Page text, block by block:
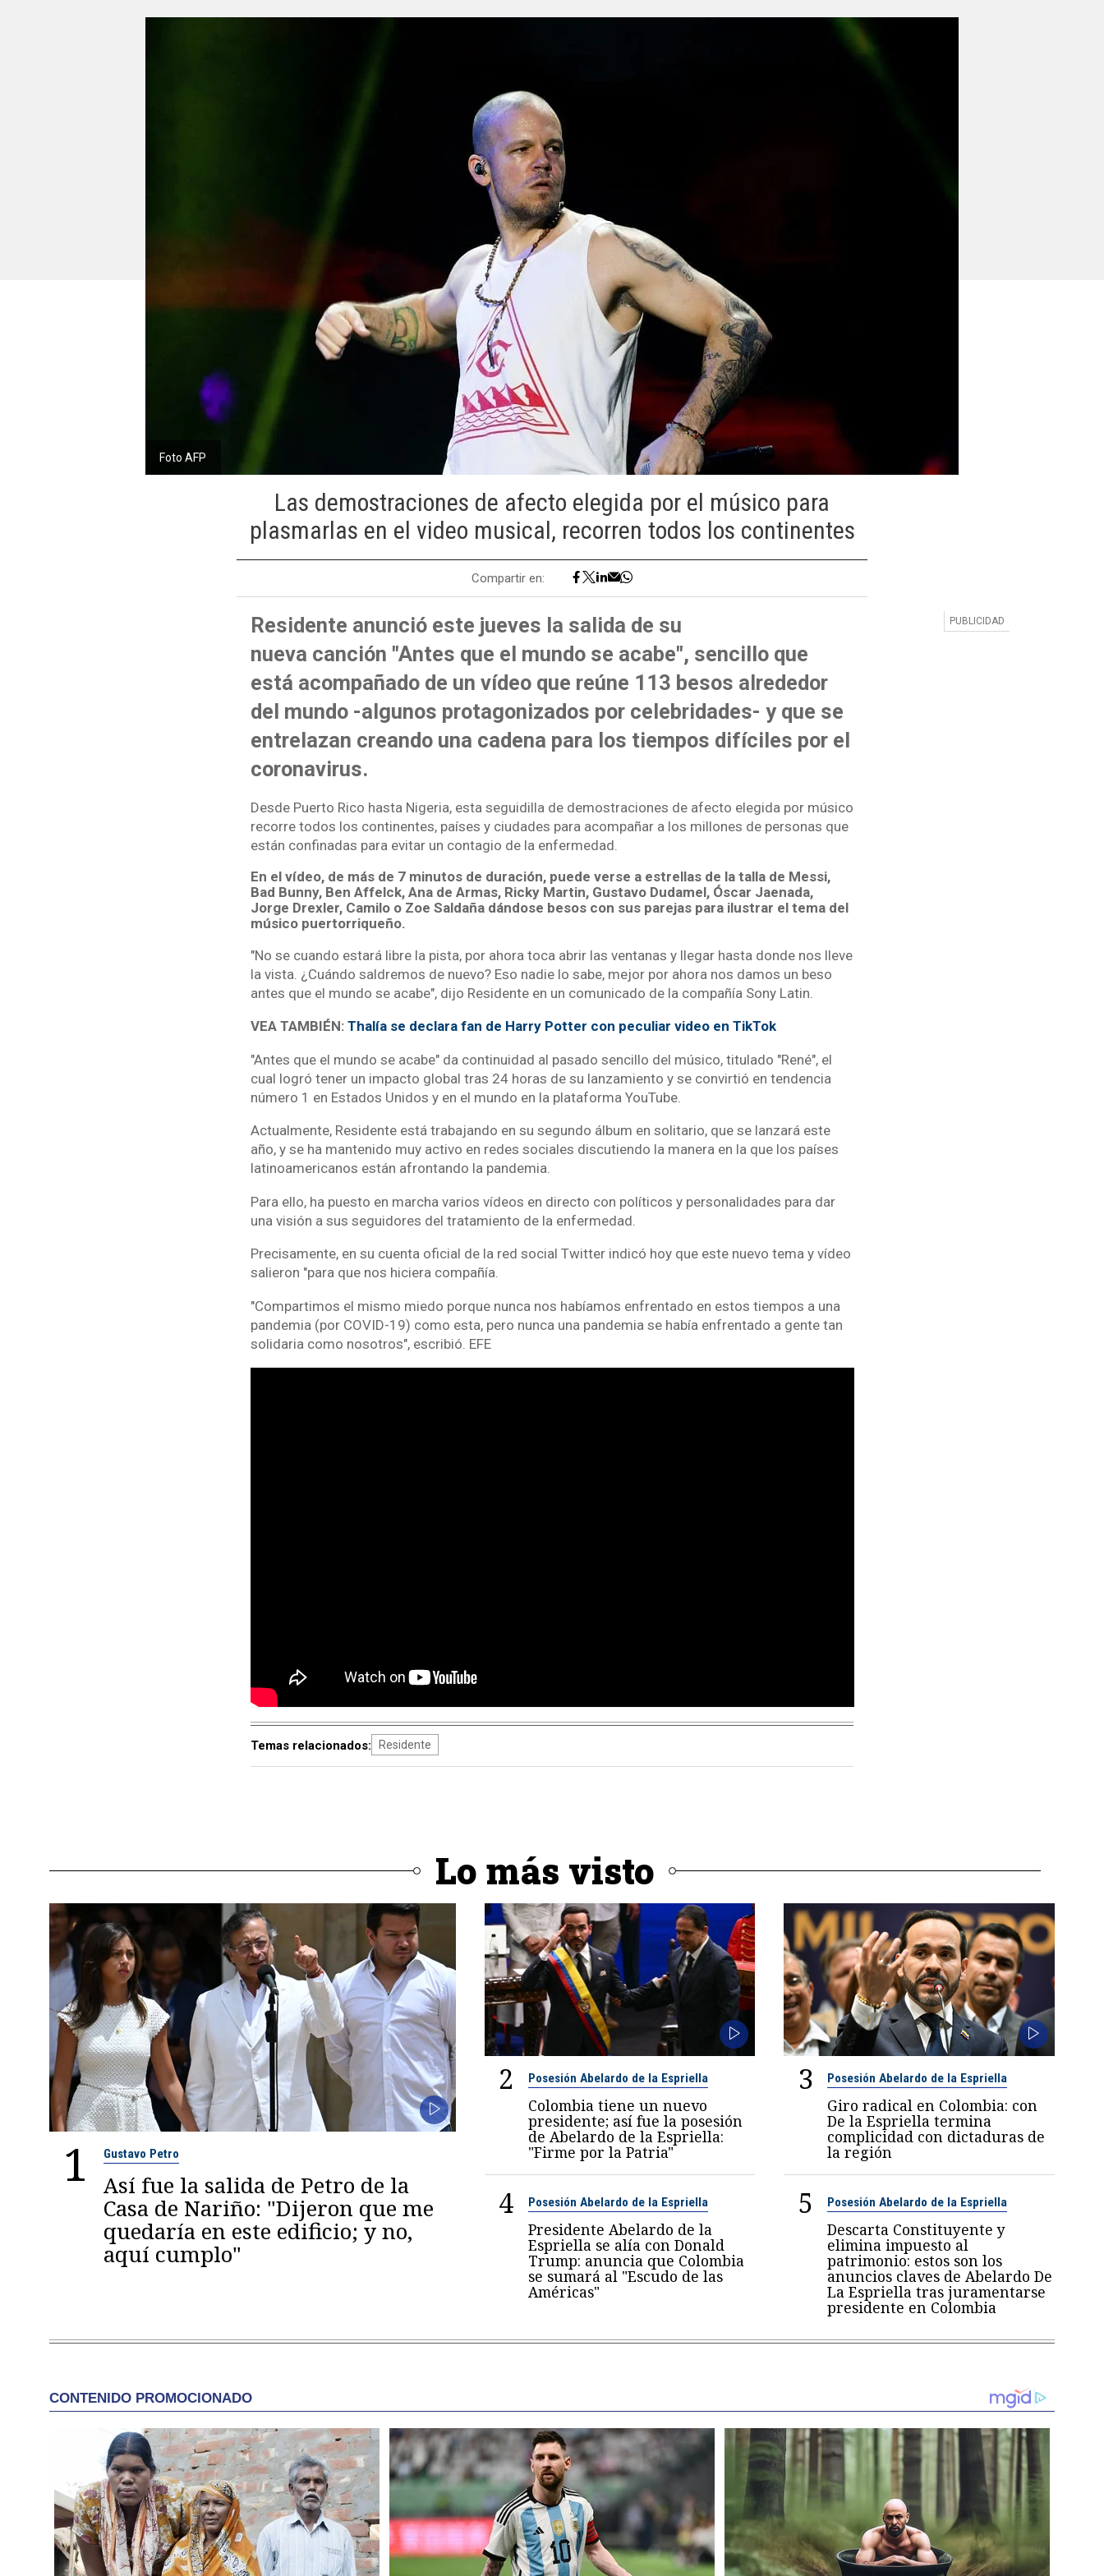
Foto AFP
Las demostraciones de afecto elegida por el músico para
plasmarlas en el video musical, recorren todos los continentes
Compartir en:
Residente anunció este jueves la salida de su
nueva canción "Antes que el mundo se acabe", sencillo que
está acompañado de un vídeo que reúne 113 besos alrededor
del mundo -algunos protagonizados por celebridades- y que se
entrelazan creando una cadena para los tiempos difíciles por el
coronavirus.
Desde Puerto Rico hasta Nigeria, esta seguidilla de demostraciones de afecto elegida por músico
recorre todos los continentes, países y ciudades para acompañar a los millones de personas que
están confinadas para evitar un contagio de la enfermedad.
En el vídeo, de más de 7 minutos de duración, puede verse a estrellas de la talla de Messi,
Bad Bunny, Ben Affelck, Ana de Armas, Ricky Martin, Gustavo Dudamel, Óscar Jaenada,
Jorge Drexler, Camilo o Zoe Saldaña dándose besos con sus parejas para ilustrar el tema del
músico puertorriqueño.
"No se cuando estará libre la pista, por ahora toca abrir las ventanas y llegar hasta donde nos lleve
la vista. ¿Cuándo saldremos de nuevo? Eso nadie lo sabe, mejor por ahora nos damos un beso
antes que el mundo se acabe", dijo Residente en un comunicado de la compañía Sony Latin.
VEA TAMBIÉN: Thalía se declara fan de Harry Potter con peculiar video en TikTok
"Antes que el mundo se acabe" da continuidad al pasado sencillo del músico, titulado "René", el
cual logró tener un impacto global tras 24 horas de su lanzamiento y se convirtió en tendencia
número 1 en Estados Unidos y en el mundo en la plataforma YouTube.
Actualmente, Residente está trabajando en su segundo álbum en solitario, que se lanzará este
año, y se ha mantenido muy activo en redes sociales discutiendo la manera en la que los países
latinoamericanos están afrontando la pandemia.
Para ello, ha puesto en marcha varios vídeos en directo con políticos y personalidades para dar
una visión a sus seguidores del tratamiento de la enfermedad.
Precisamente, en su cuenta oficial de la red social Twitter indicó hoy que este nuevo tema y vídeo
salieron "para que nos hiciera compañía.
"Compartimos el mismo miedo porque nunca nos habíamos enfrentado en estos tiempos a una
pandemia (por COVID-19) como esta, pero nunca una pandemia se había enfrentado a gente tan
solidaria como nosotros", escribió. EFE
Temas relacionados: Residente
Lo más visto
1 Gustavo Petro
Así fue la salida de Petro de la
Casa de Nariño: "Dijeron que me
quedaría en este edificio; y no,
aquí cumplo"
2 Posesión Abelardo de la Espriella
Colombia tiene un nuevo
presidente; así fue la posesión
de Abelardo de la Espriella:
"Firme por la Patria"
3 Posesión Abelardo de la Espriella
Giro radical en Colombia: con
De la Espriella termina
complicidad con dictaduras de
la región
4 Posesión Abelardo de la Espriella
Presidente Abelardo de la
Espriella se alía con Donald
Trump: anuncia que Colombia
se sumará al "Escudo de las
Américas"
5 Posesión Abelardo de la Espriella
Descarta Constituyente y
elimina impuesto al
patrimonio: estos son los
anuncios claves de Abelardo De
La Espriella tras juramentarse
presidente en Colombia